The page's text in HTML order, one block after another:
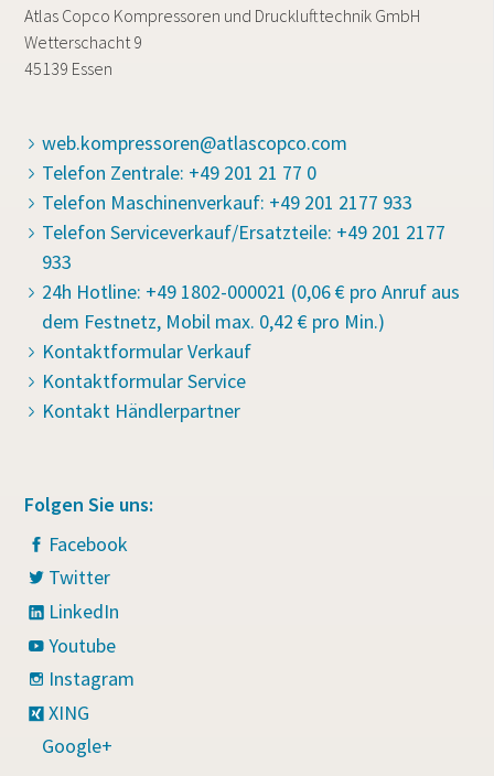
Atlas Copco Kompressoren und Drucklufttechnik GmbH
Wetterschacht 9
45139 Essen
web.kompressoren@atlascopco.com
Telefon Zentrale: +49 201 21 77 0
Telefon Maschinenverkauf: +49 201 2177 933
Telefon Serviceverkauf/Ersatzteile: +49 201 2177
933
24h Hotline: +49 1802-000021 (0,06 € pro Anruf aus
dem Festnetz, Mobil max. 0,42 € pro Min.)
Kontaktformular Verkauf
Kontaktformular Service
Kontakt Händlerpartner
Folgen Sie uns:
Facebook
Twitter
LinkedIn
Youtube
Instagram
XING
Google+